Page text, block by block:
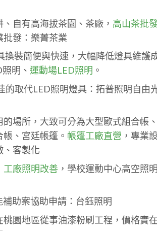
自有高海拔茶園、茶廠， 高山茶批
發：樂菁茶業
換裝簡便與快速，大幅降低燈具維護
明、 運動場LED照明 。
的取代LED照明燈具：拓普照明自由
場所，大致可分為大型歐式組合帳
、宮廷帳篷。 帳篷工廠直營 ，專業
、客製化
工廠照明改善，學校運動中心高空照
補助案協助申請：台鈺照明
桃園地區從事油漆粉刷工程，價格實